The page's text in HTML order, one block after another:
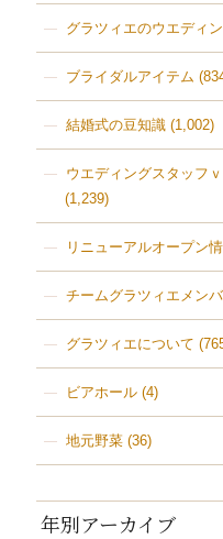
グラツィエのウエディ
ブライダルアイテム
結婚式の豆知識(1,002)
ウエディングスタッフ
(1,239)
リニューアルオープン
チームグラツィエメン
グラツィエについて
ビアホール(4)
地元野菜(36)
年別アーカイブ